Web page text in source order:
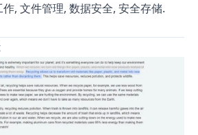
, 文件管理, 数据安全, 安全存储.